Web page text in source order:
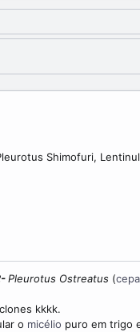
Shimofuri,
Pleurotus Ostreatus (cepa
kkkk.
o micélio puro em trigo